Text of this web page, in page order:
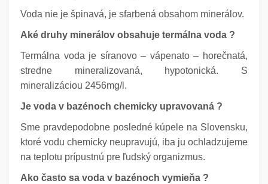
Voda nie je špinavá, je sfarbená obsahom minerálov.
Aké druhy minerálov obsahuje termálna voda ?
Termálna voda je síranovo – vápenato – horečnatá,
stredne mineralizovaná, hypotonická. S
mineralizáciou 2456mg/l.
Je voda v bazénoch chemicky upravovaná ?
Sme pravdepodobne posledné kúpele na Slovensku,
ktoré vodu chemicky neupravujú, iba ju ochladzujeme
na teplotu prípustnú pre ľudský organizmus.
Ako často sa voda v bazénoch vymieňa ?